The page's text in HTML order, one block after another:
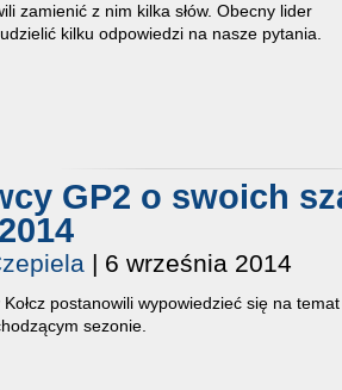
zamienić z nim kilka słów. Obecny lider
kilku odpowiedzi na nasze pytania.
GP2 o swoich
| 6 września 2014
postanowili wypowiedzieć się na temat
sezonie.